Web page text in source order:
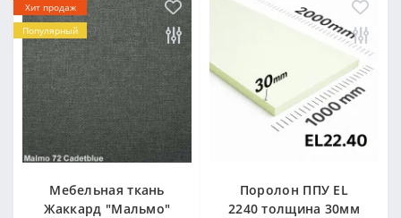
Хит продаж
Популярный
Мебельная ткань
Жаккард "Мальмо"
Поролон ППУ EL
2240 толщина 30мм